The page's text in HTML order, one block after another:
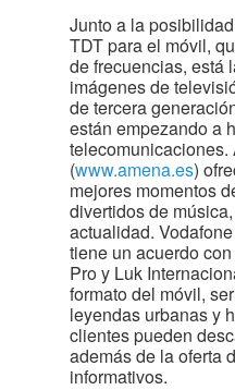
Junto a la
TDT para el móvil,
de frecuencias, está
imágenes de
de tercera
están empezando a
telecomunicaciones.
(www.amena.es)
mejores momentos
divertidos de
actualidad.
tiene un acuerdo
Pro y Luk
formato del móvil,
leyendas urbanas y
clientes pueden
además de la oferta
informativos.